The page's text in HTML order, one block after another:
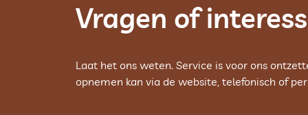
Vragen of
Laat het ons weten. Service is voor ons
opnemen kan via de website, telefonisch of